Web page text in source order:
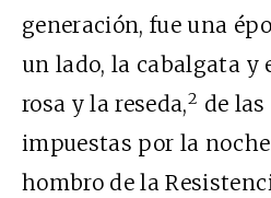
generación, fue una
un lado, la cabalgata y
rosa y la reseda,2 de
impuestas por la
hombro de la